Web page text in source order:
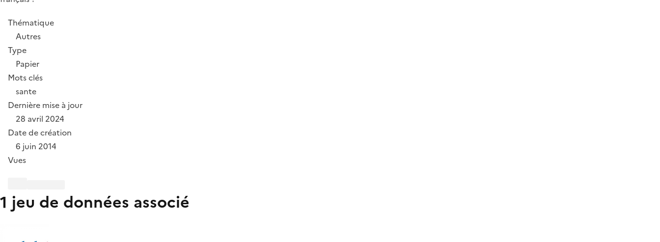
Thématique
Autres
Type
Papier
Mots clés
sante
Dernière mise à jour
28 avril 2024
Date de création
6 juin 2014
Vues
1 jeu de données associé